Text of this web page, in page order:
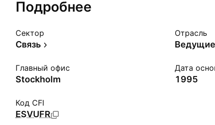
Подробнее
Сектор
Связь
Отрасль
Главный офис
Stockholm
Дата
1995
Код CFI
ESVUFR